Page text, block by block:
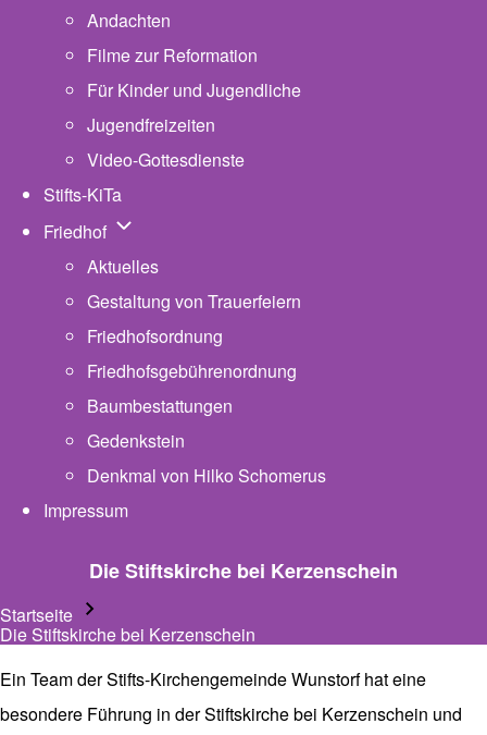
Andachten
Filme zur Reformation
Für Kinder und Jugendliche
Jugendfreizeiten
Video-Gottesdienste
Stifts-KiTa
Friedhof Unternavigation von Friedhof
Aktuelles
Gestaltung von Trauerfeiern
Friedhofsordnung
Friedhofsgebührenordnung
Baumbestattungen
Gedenkstein
Denkmal von Hilko Schomerus
Impressum
Die Stiftskirche bei Kerzenschein
Pfadnavigation
Startseite
Die Stiftskirche bei Kerzenschein
Ein Team der Stifts-Kirchengemeinde Wunstorf hat eine
besondere Führung in der Stiftskirche bei Kerzenschein und